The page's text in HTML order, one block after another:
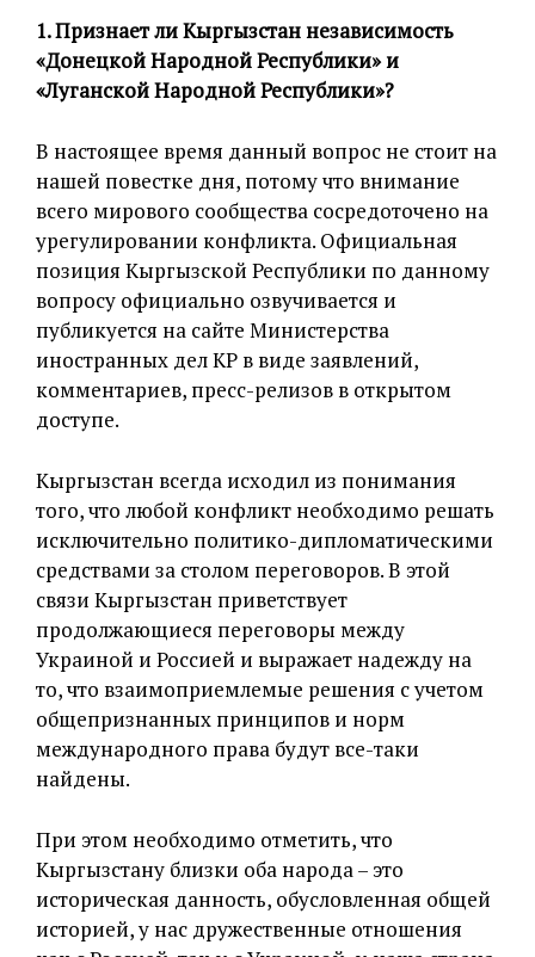
1. Признает ли Кыргызстан независимость
«Донецкой Народной Республики» и
«Луганской Народной Республики»?
В настоящее время данный вопрос не стоит на
нашей повестке дня, потому что внимание
всего мирового сообщества сосредоточено на
урегулировании конфликта. Официальная
позиция Кыргызской Республики по данному
вопросу официально озвучивается и
публикуется на сайте Министерства
иностранных дел KP в виде заявлений,
комментариев, пресс-релизов в открытом
доступе.
Кыргызстан всегда исходил из понимания
того, что любой конфликт необходимо решать
исключительно политико-дипломатическими
средствами за столом переговоров. В этой
связи Кыргызстан приветствует
продолжающиеся переговоры между
Украиной и Россией и выражает надежду на
то, что взаимоприемлемые решения с учетом
общепризнанных принципов и норм
международного права будут все-таки
найдены.
При этом необходимо отметить, что
Кыргызстану близки оба народа – это
историческая данность, обусловленная общей
историей, у нас дружественные отношения